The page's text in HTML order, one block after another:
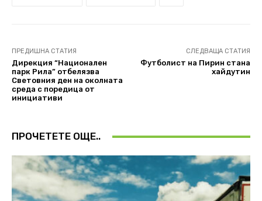
ПРЕДИШНА СТАТИЯ
Дирекция “Национален
парк Рила” отбелязва
Световния ден на околната
среда с поредица от
инициативи
СЛЕДВАЩА СТАТИЯ
Футболист на Пирин стана
хайдутин
ПРОЧЕТЕТЕ ОЩЕ..